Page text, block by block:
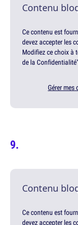
Contenu
Ce contenu est
devez accepter les
Modifiez ce choix à
de la
Gérer mes
Contenu
Ce contenu est
devez accepter les